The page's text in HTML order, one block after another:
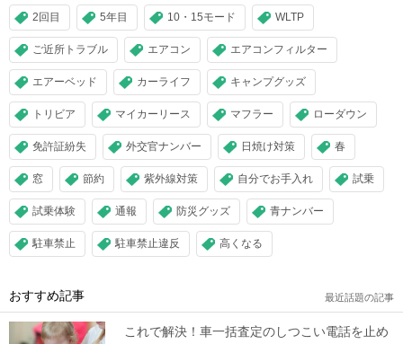
2回目 5年目 10・15モード WLTP
ご近所トラブル エアコン エアコンフィルター
エアーベッド カーライフ キャンプグッズ
トリビア マイカーリース マフラー ローダウン
免許証紛失 外交官ナンバー 日焼け対策 春
窓 節約 紫外線対策 自分でお手入れ 試乗
試乗体験 通報 防災グッズ 青ナンバー
駐車禁止 駐車禁止違反 高くなる
おすすめ記事 最近話題の記事
これで解決！車一括査定のしつこい電話を止め